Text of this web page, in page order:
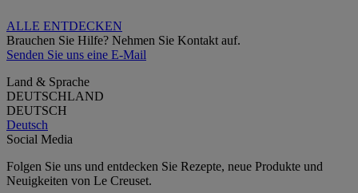
ALLE ENTDECKEN
Brauchen Sie Hilfe? Nehmen Sie Kontakt auf.
Senden Sie uns eine E-Mail
Land & Sprache
DEUTSCHLAND
DEUTSCH
Deutsch
Social Media
Folgen Sie uns und entdecken Sie Rezepte, neue Produkte und
Neuigkeiten von Le Creuset.